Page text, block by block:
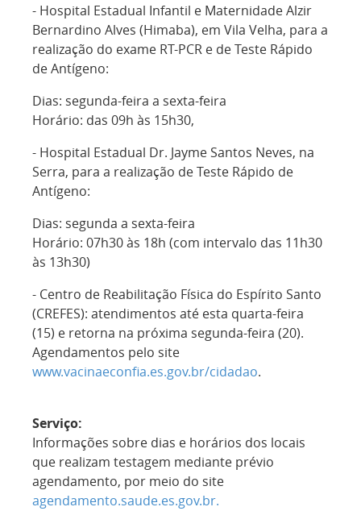
- Hospital Estadual Infantil e Maternidade Alzir
Bernardino Alves (Himaba), em Vila Velha, para a
realização do exame RT-PCR e de Teste Rápido
de Antígeno:
Dias: segunda-feira a sexta-feira
Horário: das 09h às 15h30,
- Hospital Estadual Dr. Jayme Santos Neves, na
Serra, para a realização de Teste Rápido de
Antígeno:
Dias: segunda a sexta-feira
Horário: 07h30 às 18h (com intervalo das 11h30
às 13h30)
- Centro de Reabilitação Física do Espírito Santo
(CREFES): atendimentos até esta quarta-feira
(15) e retorna na próxima segunda-feira (20).
Agendamentos pelo site
www.vacinaeconfia.es.gov.br/cidadao.
Serviço:
Informações sobre dias e horários dos locais
que realizam testagem mediante prévio
agendamento, por meio do site
agendamento.saude.es.gov.br.